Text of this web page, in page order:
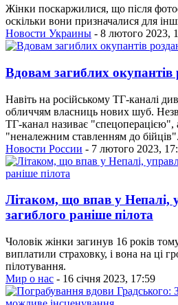
Жінки поскаржилися, що після
оскільки вони призначалися для
Новости Украины - 8 лютого 2023,
Вдовам загиблих
Навіть на російському ТГ-каналі
обличчям власниць нових шуб.
ТГ-канал називає "спецоперацією",
"неналежним ставленням до бійців".
Новости России - 7 лютого 2023,
Літаком, що впав у Непалі,
загиблого раніше пілота
Чоловік жінки загинув 16 років
виплатили страховку, і вона на ці
пілотування.
Мир о нас - 16 січня 2023, 17:59